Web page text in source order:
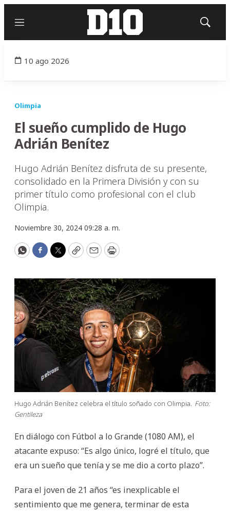
Menú
Mostrar
10 ago 2026
Olimpia
El sueño cumplido de Hugo
Adrián Benítez
Hugo Adrián Benítez disfruta de su presente,
consolidado en la Primera División y con su
primer título como profesional con el club
Olimpia.
Noviembre 30, 2024 09:28 a. m.
WhatsApp
Facebook
Twitter
CopyEmailPrint
Hugo Adrián Benítez celebra el título soñado con Olimpia. Foto:
Gentileza
En diálogo con Fútbol a lo Grande (1080 AM), el
atacante expuso: “Es algo único, logré el título, que
era un sueño que tenía y se me dio a corto plazo”.
Para el joven de 21 años “es inexplicable el
sentimiento que me genera, terminar de esta